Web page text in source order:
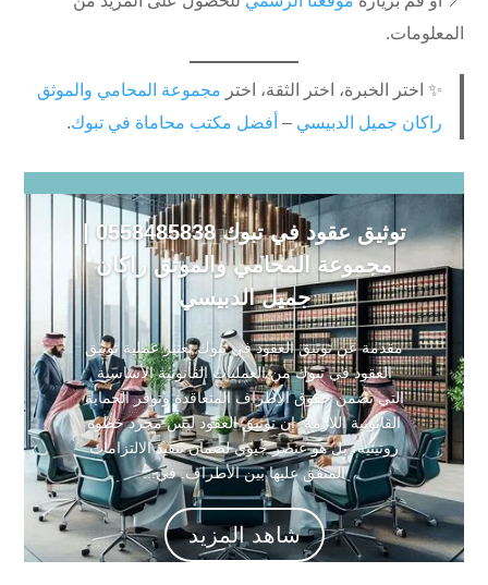
المعلومات.
✨ اختر الخبرة، اختر الثقة، اختر مجموعة المحامي والموثق
راكان جميل الدبيسي – أفضل مكتب محاماة في تبوك.
مجموعة المحامي والموثق راكان
جميل الدبيسي
مقدمة عن توثيق العقود في تبوك تعتبر عملية توثيق
العقود في تبوك من العمليات القانونية الأساسية
التي تضمن حقوق الأطراف المتعاقدة وتوفر الحماية
القانونية اللازمة. إن توثيق العقود ليس مجرد خطوة
روتينية، بل هو عنصر حيوي لضمان تنفيذ الالتزامات
المتفق عليها بين الأطراف. في...
شاهد المزيد